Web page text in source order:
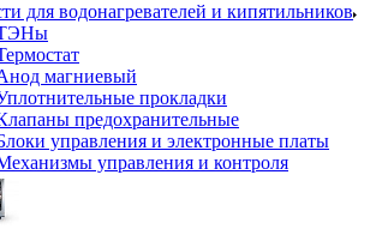
для водонагревателей и кипятильников
магниевый
прокладки
предохранительные
управления и электронные платы
управления и контроля